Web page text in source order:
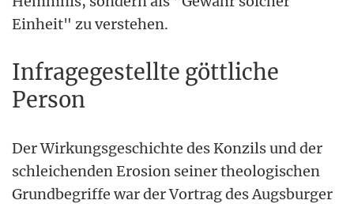
Einheit" zu verstehen.
Infragegestellte göttliche
Person
Der Wirkungsgeschichte des Konzils und der
schleichenden Erosion seiner theologischen
Grundbegriffe war der Vortrag des Augsburger